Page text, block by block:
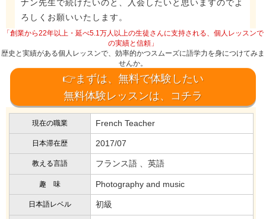
ナン先生で続けたいのと、入会したいと思いますのでよ
ろしくお願いいたします。
「創業から22年以上・延べ5.1万人以上の生徒さんに支持される、個人レッスンで
の実績と信頼」
歴史と実績がある個人レッスンで、効率的かつスムーズに語学力を身につけてみま
せんか。
👉まずは、無料で体験したい
無料体験レッスンは、コチラ
現在の職業 French Teacher
日本滞在歴 2017/07
教える言語 フランス語 、英語
趣 味 Photography and music
日本語レベル 初級